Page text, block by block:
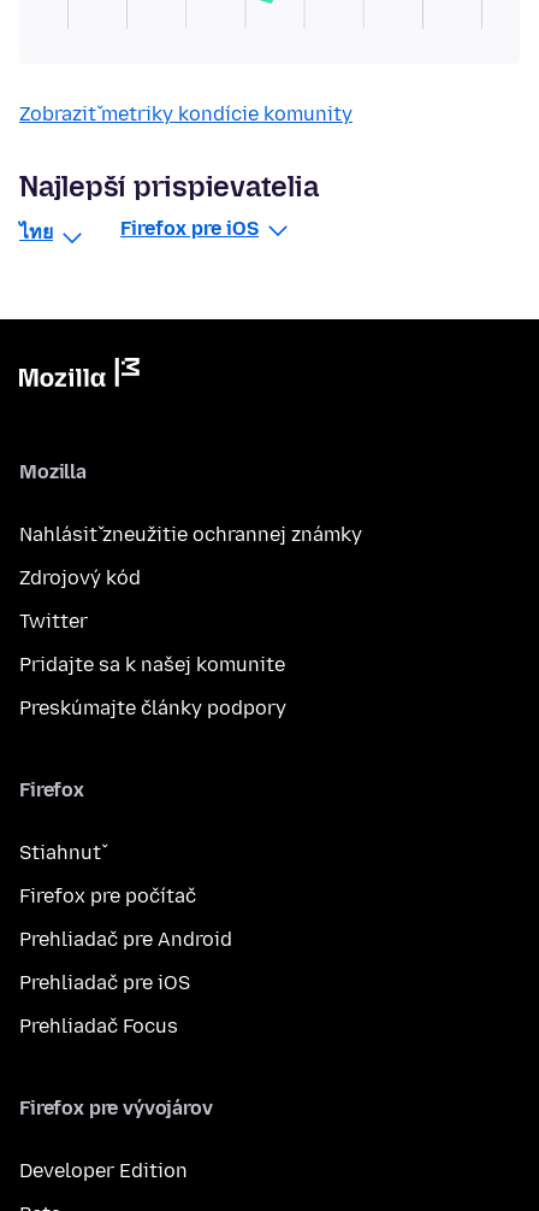
Zobraziť metriky kondície komunity
Najlepší prispievatelia
ไทย Firefox pre iOS
Mozilla
Nahlásiť zneužitie ochrannej známky
Zdrojový kód
Twitter
Pridajte sa k našej komunite
Preskúmajte články podpory
Firefox
Stiahnuť
Firefox pre počítač
Prehliadač pre Android
Prehliadač pre iOS
Prehliadač Focus
Firefox pre vývojárov
Developer Edition